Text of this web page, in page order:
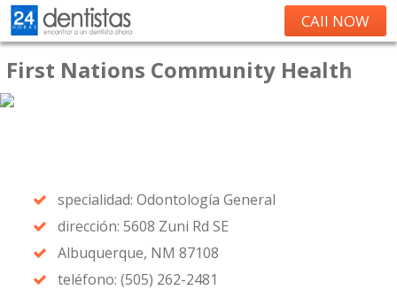
CAll NOW
First Nations Community Health
specialidad: Odontología General
dirección: 5608 Zuni Rd SE
Albuquerque, NM 87108
teléfono: (505) 262-2481